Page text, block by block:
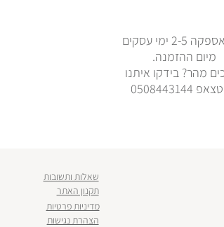
זמן אספקה 2-5 ימי עסקים
מיום ההזמנה.
מהר? בידקו איתנו
0508443144
שאלות ותשובות
תקנון האתר
מדיניות פרטיות
הצהרת נגישות